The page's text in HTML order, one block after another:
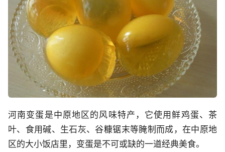
河南变蛋是中原地区的风味特产，它使用鲜鸡蛋、茶
叶、食用碱、生石灰、谷糠锯末等腌制而成，在中原地
区的大小饭店里，变蛋是不可或缺的一道经典美食。